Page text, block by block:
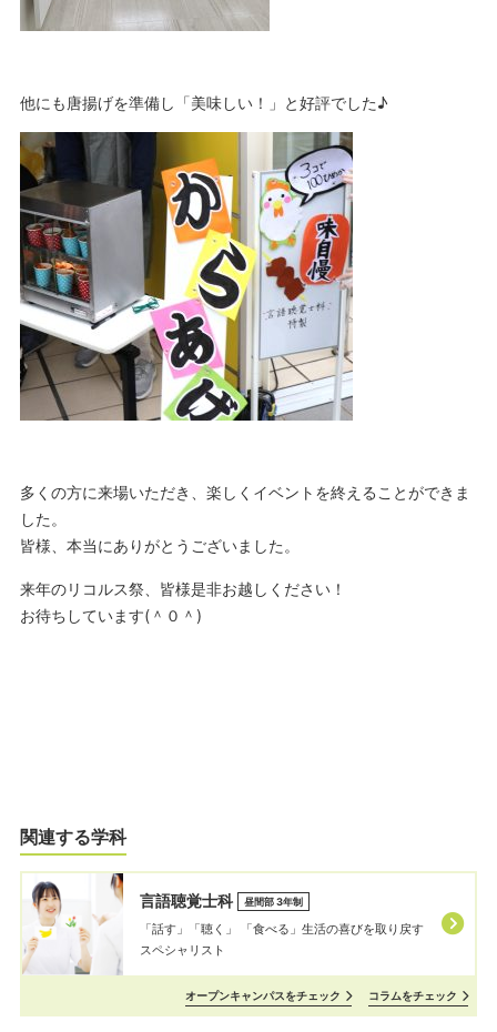
他にも唐揚げを準備し「美味しい！」と好評でした♪
多くの方に来場いただき、楽しくイベントを終えることができま
した。
皆様、本当にありがとうございました。
来年のリコルス祭、皆様是非お越しください！
お待ちしています(＾０＾)
関連する学科
言語聴覚士科 昼間部 3年制
「話す」「聴く」 「⾷べる」⽣活の喜びを取り戻す
スペシャリスト
オープンキャンパスをチェック コラムをチェック